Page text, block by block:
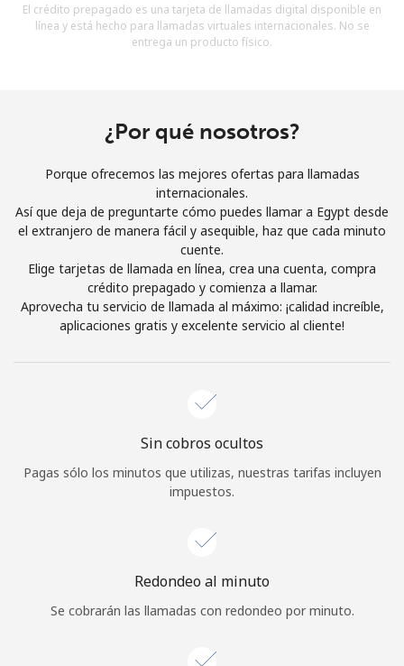
Iniciar Sesión
o
Continuar con
El crédito prepagado es una tarjeta de llamadas digital disponible en
línea y está hecho para llamadas virtuales internacionales. No se
entrega un producto físico.
¿Por qué nosotros?
Porque ofrecemos las mejores ofertas para llamadas
internacionales.
Así que deja de preguntarte cómo puedes llamar a Egypt desde
el extranjero de manera fácil y asequible, haz que cada minuto
cuente.
Elige tarjetas de llamada en línea, crea una cuenta, compra
crédito prepagado y comienza a llamar.
Aprovecha tu servicio de llamada al máximo: ¡calidad increíble,
aplicaciones gratis y excelente servicio al cliente!
Sin cobros ocultos
Pagas sólo los minutos que utilizas, nuestras tarifas incluyen
impuestos.
Redondeo al minuto
Se cobrarán las llamadas con redondeo por minuto.